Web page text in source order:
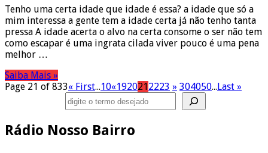
Tenho uma certa idade que idade é essa? a idade que só a
mim interessa a gente tem a idade certa já não tenho tanta
pressa A idade acerta o alvo na certa consome o ser não tem
como escapar é uma ingrata cilada viver pouco é uma pena
melhor …
Saiba Mais »
Page 21 of 833« First...10«1920212223 » 304050...Last »
Rádio Nosso Bairro